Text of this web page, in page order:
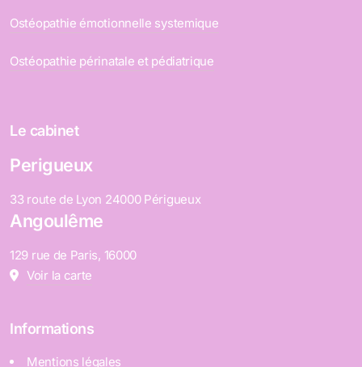
Ostéopathie émotionnelle systemique
Ostéopathie périnatale et pédiatrique
Le cabinet
Perigueux
33 route de Lyon 24000 Périgueux
Angoulême
129 rue de Paris, 16000
Voir la carte
Informations
Mentions légales